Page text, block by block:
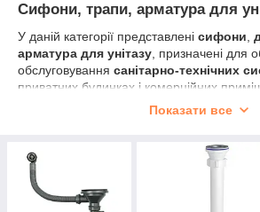
Сифони, трапи, арматура для
У даній категорії представлені сифони
арматура для унітазу , призначені для
обслуговування санітарно-технічних
приватних будинках і комерційних
Сифони для раковин, мийок, ванн і
, який запобігає
запахів із каналізації. В асортименті
сифони
типів підключення.
Показати все